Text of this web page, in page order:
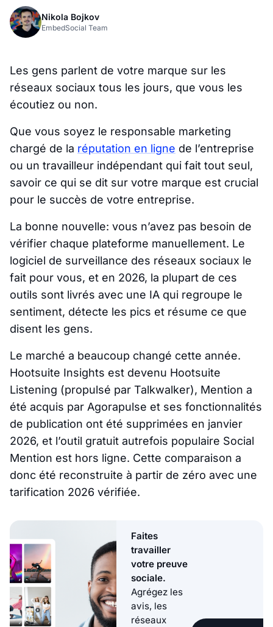
Nikola Bojkov
EmbedSocial Team
Les gens parlent de votre marque sur les
réseaux sociaux tous les jours, que vous les
écoutiez ou non.
Que vous soyez le responsable marketing
chargé de la réputation en ligne de l’entreprise
ou un travailleur indépendant qui fait tout seul,
savoir ce qui se dit sur votre marque est crucial
pour le succès de votre entreprise.
La bonne nouvelle: vous n’avez pas besoin de
vérifier chaque plateforme manuellement. Le
logiciel de surveillance des réseaux sociaux le
fait pour vous, et en 2026, la plupart de ces
outils sont livrés avec une IA qui regroupe le
sentiment, détecte les pics et résume ce que
disent les gens.
Le marché a beaucoup changé cette année.
Hootsuite Insights est devenu Hootsuite
Listening (propulsé par Talkwalker), Mention a
été acquis par Agorapulse et ses fonctionnalités
de publication ont été supprimées en janvier
2026, et l’outil gratuit autrefois populaire Social
Mention est hors ligne. Cette comparaison a
donc été reconstruite à partir de zéro avec une
tarification 2026 vérifiée.
Faites
travailler
votre preuve
sociale.
Agrégez les
avis, les
réseaux